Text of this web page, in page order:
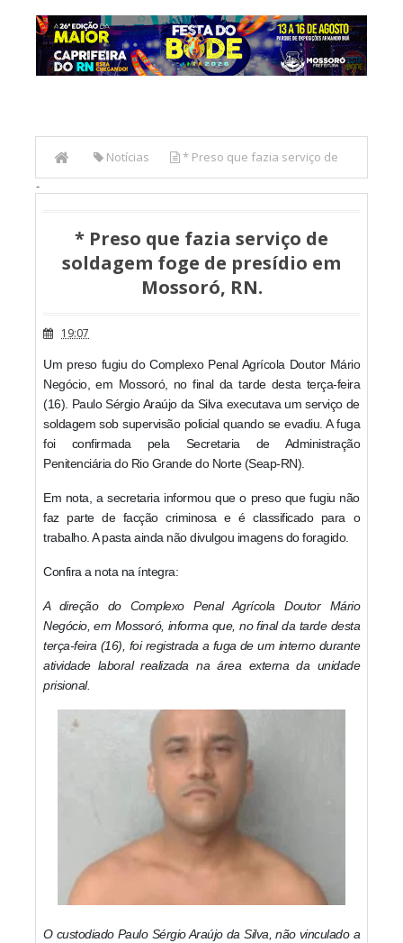
Notícias * Preso que fazia serviço de
soldagem foge de presídio em Mossoró, RN.
-
* Preso que fazia serviço de
soldagem foge de presídio em
Mossoró, RN.
19:07
Um preso fugiu do Complexo Penal Agrícola Doutor Mário
Negócio, em Mossoró, no final da tarde desta terça-feira
(16). Paulo Sérgio Araújo da Silva executava um serviço de
soldagem sob supervisão policial quando se evadiu. A fuga
foi confirmada pela Secretaria de Administração
Penitenciária do Rio Grande do Norte (Seap-RN).
Em nota, a secretaria informou que o preso que fugiu não
faz parte de facção criminosa e é classificado para o
trabalho. A pasta ainda não divulgou imagens do foragido.
Confira a nota na íntegra:
A direção do Complexo Penal Agrícola Doutor Mário
Negócio, em Mossoró, informa que, no final da tarde desta
terça-feira (16), foi registrada a fuga de um interno durante
atividade laboral realizada na área externa da unidade
prisional.
O custodiado Paulo Sérgio Araújo da Silva, não vinculado a